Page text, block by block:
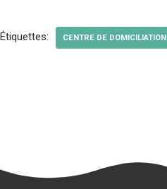
Étiquettes: CENTRE DE DOMICILIATION